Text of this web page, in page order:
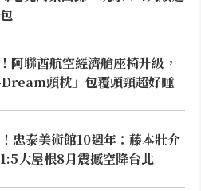
阿聯酋航空經濟艙座椅升級，
頭枕」包覆頭頸超好睡
忠泰美術館10週年：藤本壯介
大屋根8月震撼空降台北